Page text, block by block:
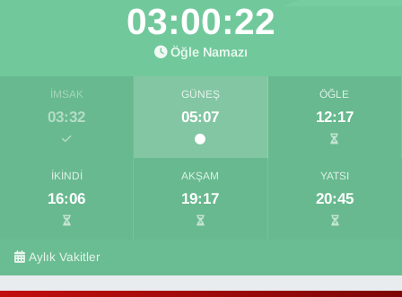
03:00:22
Öğle Namazı
İMSAK
03:32
GÜNEŞ
05:07
ÖĞLE
12:17
İKINDI
16:06
AKŞAM
19:17
YATSI
20:45
Aylık Vakitler